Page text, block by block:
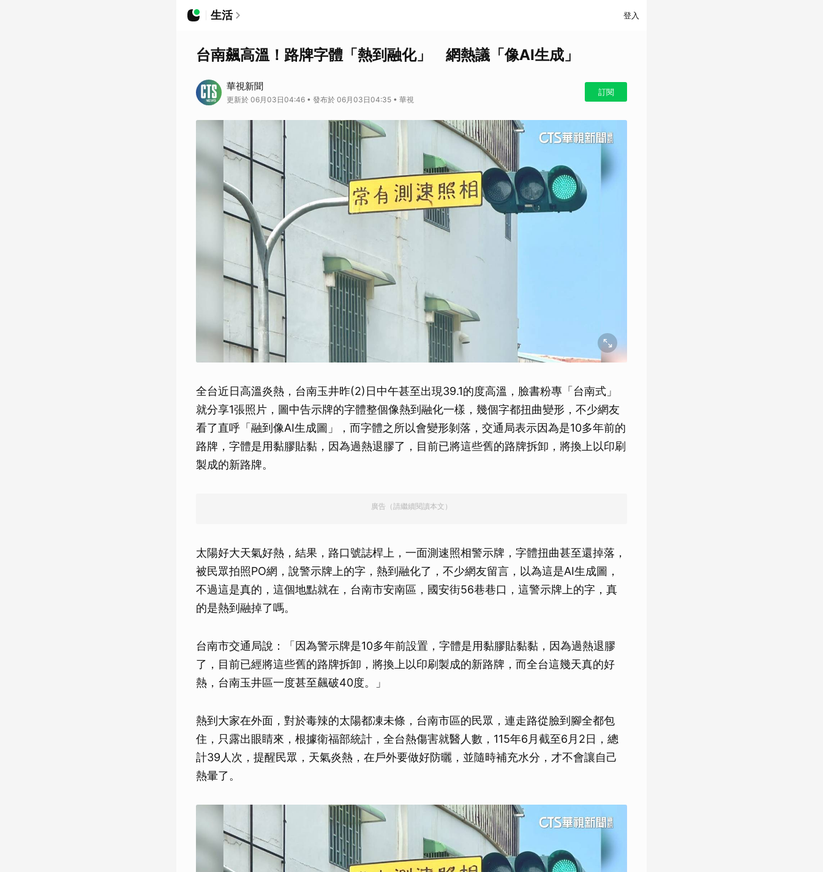
生活 登入
台南飆高溫！路牌字體「熱到融化」 網熱議「像AI生成」
華視新聞
更新於 06月03日04:46 • 發布於 06月03日04:35 • 華視
訂閱
全台近日高溫炎熱，台南玉井昨(2)日中午甚至出現39.1的度高溫，臉書粉專「台南式」
就分享1張照片，圖中告示牌的字體整個像熱到融化一樣，幾個字都扭曲變形，不少網友
看了直呼「融到像AI生成圖」，而字體之所以會變形剝落，交通局表示因為是10多年前的
路牌，字體是用黏膠貼黏，因為過熱退膠了，目前已將這些舊的路牌拆卸，將換上以印刷
製成的新路牌。
廣告（請繼續閱讀本文）
太陽好大天氣好熱，結果，路口號誌桿上，一面測速照相警示牌，字體扭曲甚至還掉落，
被民眾拍照PO網，說警示牌上的字，熱到融化了，不少網友留言，以為這是AI生成圖，
不過這是真的，這個地點就在，台南市安南區，國安街56巷巷口，這警示牌上的字，真
的是熱到融掉了嗎。
台南市交通局說：「因為警示牌是10多年前設置，字體是用黏膠貼黏黏，因為過熱退膠
了，目前已經將這些舊的路牌拆卸，將換上以印刷製成的新路牌，而全台這幾天真的好
熱，台南玉井區一度甚至飆破40度。」
熱到大家在外面，對於毒辣的太陽都凍未條，台南市區的民眾，連走路從臉到腳全都包
住，只露出眼睛來，根據衛福部統計，全台熱傷害就醫人數，115年6月截至6月2日，總
計39人次，提醒民眾，天氣炎熱，在戶外要做好防曬，並隨時補充水分，才不會讓自己
熱暈了。